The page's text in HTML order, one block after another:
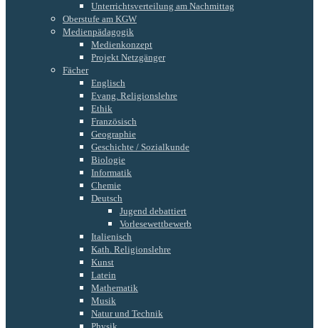
Unterrichtsverteilung am Nachmittag
Oberstufe am KGW
Medienpädagogik
Medienkonzept
Projekt Netzgänger
Fächer
Englisch
Evang. Religionslehre
Ethik
Französisch
Geographie
Geschichte / Sozialkunde
Biologie
Informatik
Chemie
Deutsch
Jugend debattiert
Vorlesewettbewerb
Italienisch
Kath. Religionslehre
Kunst
Latein
Mathematik
Musik
Natur und Technik